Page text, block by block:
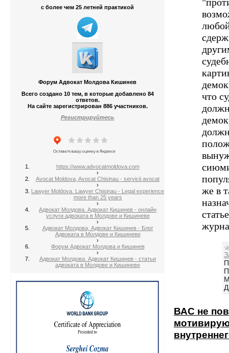
с более чем 25 летней практикой
Форум Адвокат Молдова Кишинев
Всего создано 10 тем, в которые добавлено 84
ответов.
На сайте зарегистрирован 886 участников.
Регистрируйтесь
https://www.advocatmoldova.com
›
Avocat Moldova, Avocat Chisinau - servicii avocat
›
Lawyer Moldova. Lawyer Chisinau - Legal experience
more than 25 years
›
Адвокат Молдова. Адвокат Кишинев - онлайн
услуги адвоката в Молдове и Кишиневе
›
Адвокат Молдова, Адвокат Кишинев - Блог
Адвоката в Молдове и Кишиневе
›
Форум Адвокат Молдова и Кишинев
›
Адвокат Молдова. Адвокат Кишинев - статьи
адвоката в Молдове и Кишиневе
что
же в
ВАС не